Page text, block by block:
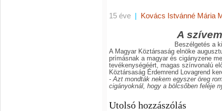
15 éve | Kovács Istvánné Mária
A
Beszélgetés a
A Magyar Köztársaság elnöke
prímásnak a magyar és cigányzene
tevékenységéért, magas színvonalú
Köztársaság Érdemrend Lovagrend
- Azt mondták nekem egyszer öreg
cigányoknál, hogy a bölcsőben feléje
Utolsó hozzászólás